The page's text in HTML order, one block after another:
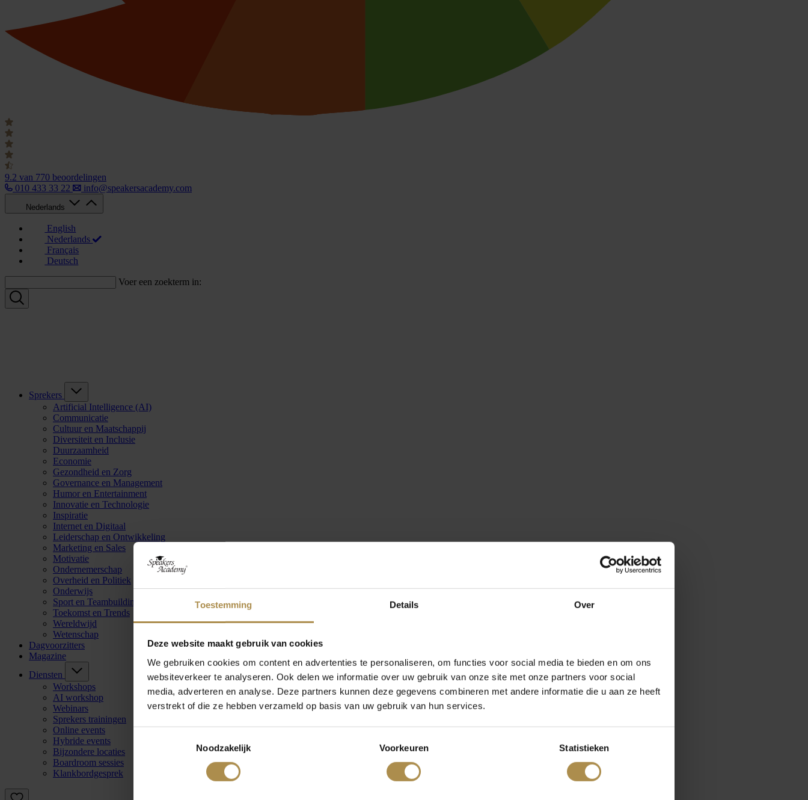
Toestemming Details Over
Deze website maakt gebruik van cookies
We gebruiken cookies om content en advertenties te personaliseren, om functies voor social media te bieden en om ons
websiteverkeer te analyseren. Ook delen we informatie over uw gebruik van onze site met onze partners voor social
media, adverteren en analyse. Deze partners kunnen deze gegevens combineren met andere informatie die u aan ze heeft
verstrekt of die ze hebben verzameld op basis van uw gebruik van hun services.
Noodzakelijk
Voorkeuren Statistieken
9.2 van 770 beoordelingen
010 433 33 22
info@speakersacademy.com
Nederlands
English
Nederlands
Français
Deutsch
Voer een zoekterm in:
Sprekers
Artificial Intelligence (AI)
Communicatie
Cultuur en Maatschappij
Diversiteit en Inclusie
Duurzaamheid
Economie
Gezondheid en Zorg
Governance en Management
Humor en Entertainment
Innovatie en Technologie
Inspiratie
Internet en Digitaal
Leiderschap en Ontwikkeling
Marketing en Sales
Motivatie
Ondernemerschap
Overheid en Politiek
Onderwijs
Sport en Teambuilding
Toekomst en Trends
Wereldwijd
Wetenschap
Dagvoorzitters
Magazine
Diensten
Workshops
AI workshop
Webinars
Sprekers trainingen
Online events
Hybride events
Bijzondere locaties
Boardroom sessies
Klankbordgesprek